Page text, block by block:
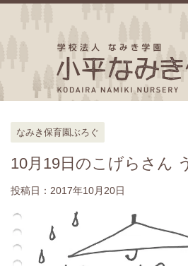
なみき保育園ぶろぐ
10月19日のこげらさん
投稿日： 2017年10月20日